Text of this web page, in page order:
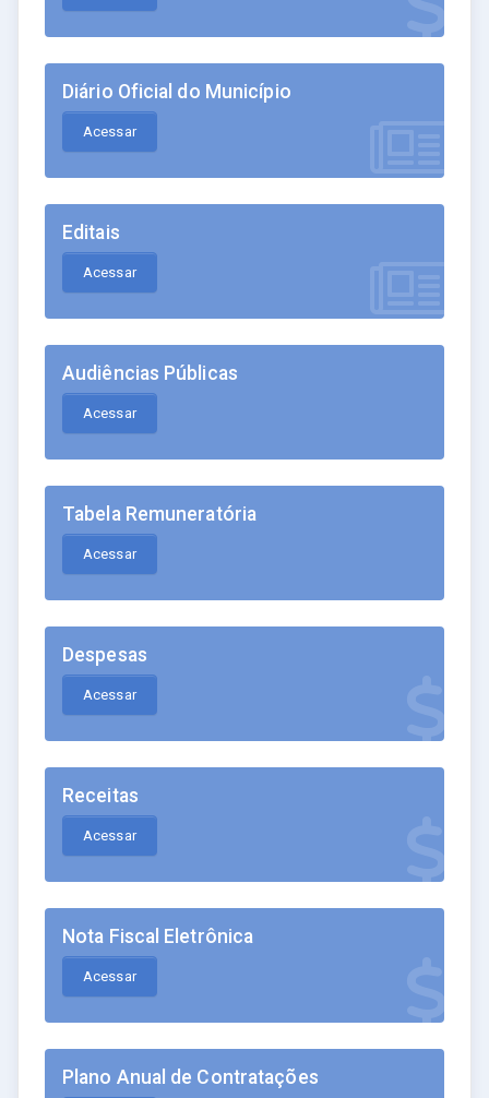
Diário Oficial do Município
Acessar
Editais
Acessar
Audiências Públicas
Acessar
Tabela Remuneratória
Acessar
Despesas
Acessar
Receitas
Acessar
Nota Fiscal Eletrônica
Acessar
Plano Anual de Contratações